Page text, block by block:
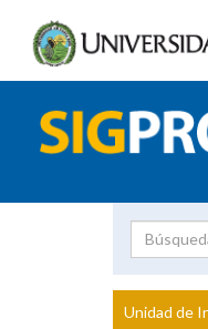
Unidad de